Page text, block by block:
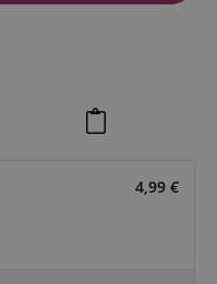
4,99 €